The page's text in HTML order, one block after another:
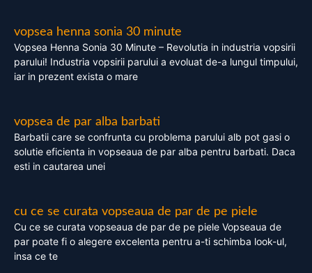
vopsea henna sonia 30 minute
Vopsea Henna Sonia 30 Minute – Revolutia in industria vopsirii
parului! Industria vopsirii parului a evoluat de-a lungul timpului,
iar in prezent exista o mare
vopsea de par alba barbati
Barbatii care se confrunta cu problema parului alb pot gasi o
solutie eficienta in vopseaua de par alba pentru barbati. Daca
esti in cautarea unei
cu ce se curata vopseaua de par de pe piele
Cu ce se curata vopseaua de par de pe piele Vopseaua de
par poate fi o alegere excelenta pentru a-ti schimba look-ul,
insa ce te